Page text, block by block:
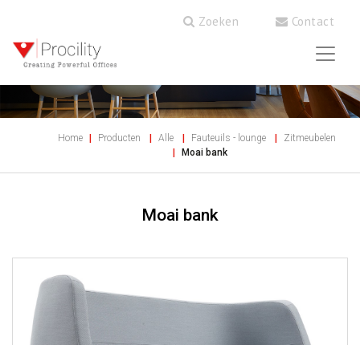
Zoeken Contact
Home Producten Alle Fauteuils - lounge
Zitmeubelen
Moai bank
Moai bank